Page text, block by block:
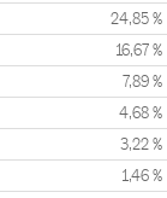
24,85 %
16,67 %
7,89 %
4,68 %
3,22 %
1,46 %